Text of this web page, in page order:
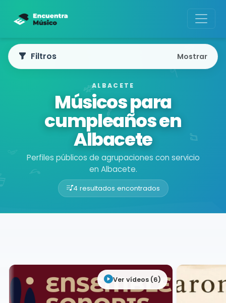
ALBACETE
Músicos para
cumpleaños en
Albacete
Perfiles públicos de agrupaciones con servicio
en Albacete.
4 resultados encontrados
Buscador de músicos
Filtros Mostrar
Ver vídeos (6)